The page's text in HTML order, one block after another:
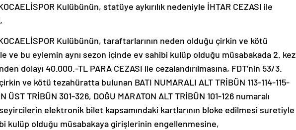
Kulübünün, statüye aykırılık nedeniyle İHTAR CEZASI ile
Kulübünün, taraftarlarının neden olduğu çirkin ve kötü
ve bu eylemin aynı sezon içinde ev sahibi kulüp olduğu müsabakada 2. kez
dolayı 40.000.-TL PARA CEZASI ile cezalandırılmasına, FDT’nin 53/3.
ve kötü tezahüratta bulunan BATI NUMARALI ALT TRİBÜN 113-114-115-
ÜST TRİBÜN 301-326, DOĞU MARATON ALT TRİBÜN 101-126 numaralı
elektronik bilet kapsamındaki kartlarının bloke edilmesi suretiyle
kulüp olduğu müsabakaya girişlerinin engellenmesine,